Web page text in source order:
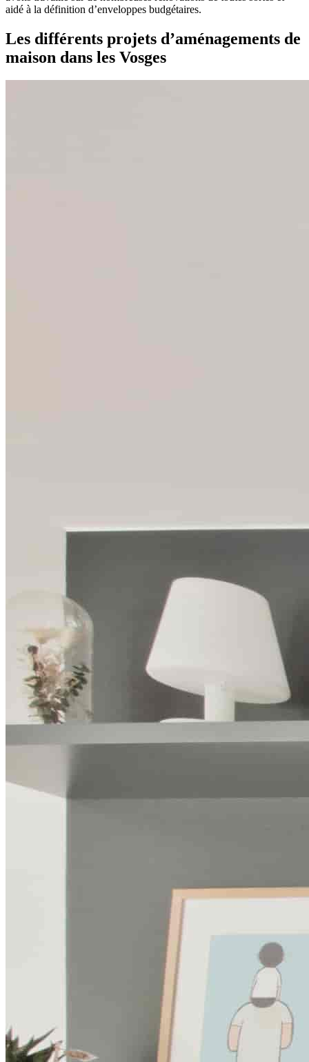
aidé à la définition d’enveloppes budgétaires.
Les différents projets d’aménagements de
maison dans les Vosges